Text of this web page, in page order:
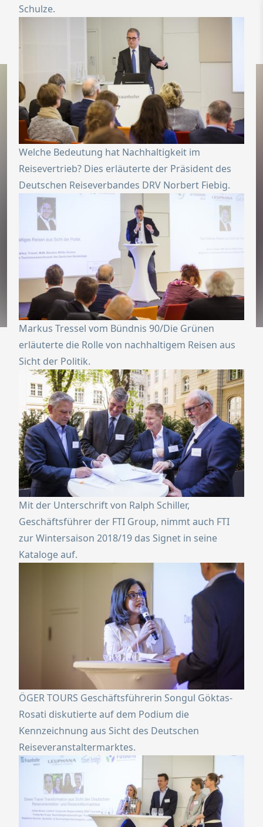
Schulze.
Welche Bedeutung hat Nachhaltigkeit im
Reisevertrieb? Dies erläuterte der Präsident des
Deutschen Reiseverbandes DRV Norbert Fiebig.
Markus Tressel vom Bündnis 90/Die Grünen
erläuterte die Rolle von nachhaltigem Reisen aus
Sicht der Politik.
Mit der Unterschrift von Ralph Schiller,
Geschäftsführer der FTI Group, nimmt auch FTI
zur Wintersaison 2018/19 das Signet in seine
Kataloge auf.
ÖGER TOURS Geschäftsführerin Songul Göktas-
Rosati diskutierte auf dem Podium die
Kennzeichnung aus Sicht des Deutschen
Reiseveranstaltermarktes.